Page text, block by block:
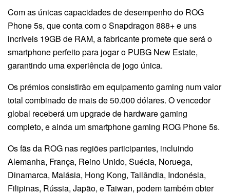
Com as únicas capacidades de desempenho do ROG
Phone 5s, que conta com o Snapdragon 888+ e uns
incríveis 19GB de RAM, a fabricante promete que será o
smartphone perfeito para jogar o PUBG New Estate,
garantindo uma experiência de jogo única.
Os prémios consistirão em equipamento gaming num valor
total combinado de mais de 50.000 dólares. O vencedor
global receberá um upgrade de hardware gaming
completo, e ainda um smartphone gaming ROG Phone 5s.
Os fãs da ROG nas regiões participantes, incluindo
Alemanha, França, Reino Unido, Suécia, Noruega,
Dinamarca, Malásia, Hong Kong, Tailândia, Indonésia,
Filipinas, Rússia, Japão, e Taiwan, podem também obter